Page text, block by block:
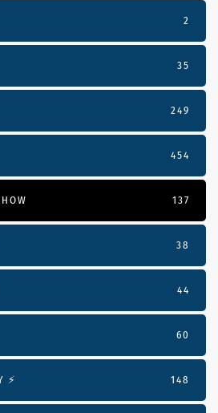
2
35
249
454
137
38
44
60
⚡️ 148